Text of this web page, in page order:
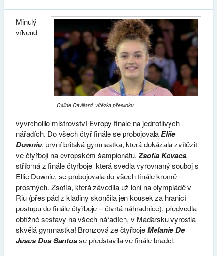
Coline Devillard, vítězka přeskoku
Minulý
víkend
vyvrcholilo mistrovství Evropy finále na jednotlivých
nářadích. Do všech čtyř finále se probojovalaEliie
Downie, první britská gymnastka, která dokázala zvítězit
ve čtyřboji na evropském šampionátu. Zsofia Kovacs,
stříbrná z finále čtyřboje, která svedla vyrovnaný souboj s
Ellie Downie, se probojovala do všech finále kromě
prostných. Zsofia, která závodila už loni na olympiádě v
Riu (přes pád z kladiny skončila jen kousek za hranicí
postupu do finále čtyřboje – čtvrtá náhradnice), předvedla
obtížné sestavy na všech nářadích, v Maďarsku vyrostla
skvělá gymnastka! Bronzová ze čtyřbojeMelanie De
Jesus Dos Santosse představila ve finále bradel.